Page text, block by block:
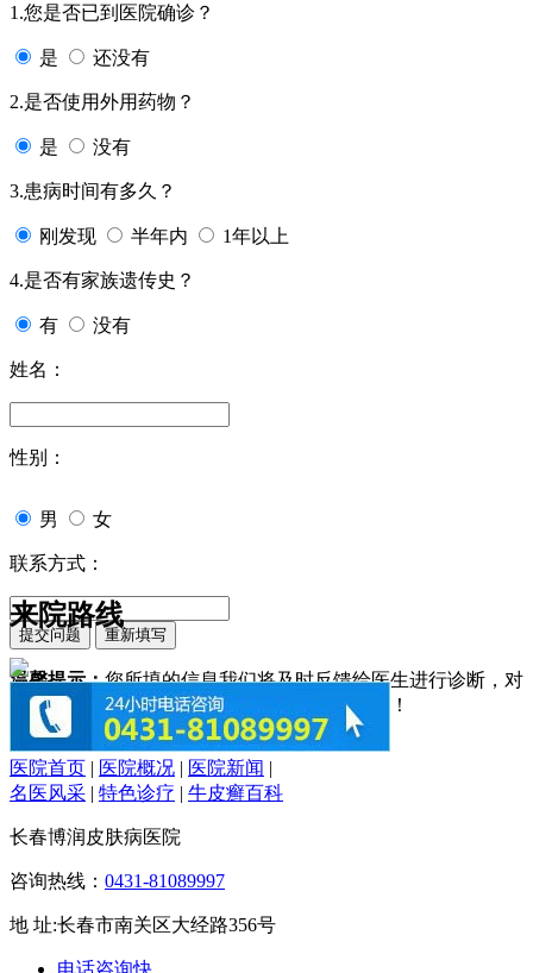
1.您是否已到医院确诊？
是 还没有
2.是否使用外用药物？
是 没有
3.患病时间有多久？
刚发现 半年内 1年以上
4.是否有家族遗传史？
有 没有
姓名：
性别：
男 女
联系方式：
温馨提示：您所填的信息我们将及时反馈给医生进行诊断，对
于您的个人信息我们承诺绝对保密！请您放心！
来院路线
医院首页 | 医院概况 | 医院新闻 |
名医风采 | 特色诊疗 | 牛皮癣百科
长春博润皮肤病医院
咨询热线： 0431-81089997
地 址:长春市南关区大经路356号
电话咨询快